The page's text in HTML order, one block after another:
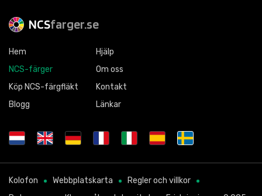
NCSfarger.se
Hem
NCS-färger
Köp NCS-färgfläkt
Blogg
Hjälp
Om oss
Kontakt
Länkar
Kolofon Webbplatskarta
Regler och villkor